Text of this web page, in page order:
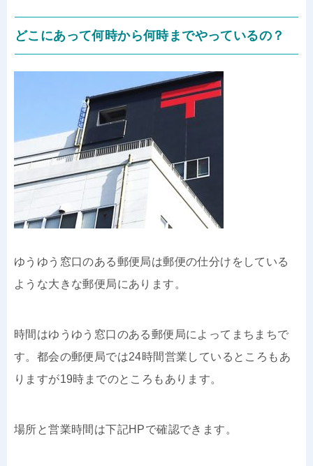
どこにあって何時から何時までやっているの？
ゆうゆう窓口のある郵便局は郵便の仕分けをしている
ような大きな郵便局にあります。
時間はゆうゆう窓口のある郵便局によってまちまちで
す。都会の郵便局では24時間営業しているところもあ
りますが19時までのところもあります。
場所と営業時間は下記HPで確認できます。